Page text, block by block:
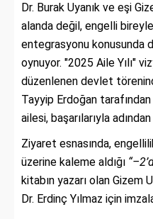
Dr. Burak Uyanık ve eşi
alanda değil, engelli
entegrasyonu konusunda
oynuyor. "2025 Aile Yılı"
düzenlenen devlet
Tayyip Erdoğan
ailesi, başarılarıyla
Ziyaret esnasında,
üzerine kaleme aldığı
kitabın yazarı olan Gizem
Dr. Erdinç Yılmaz için